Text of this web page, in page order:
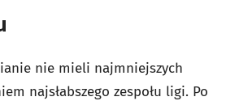
nie mieli najmniejszych
najsłabszego zespołu ligi. Po